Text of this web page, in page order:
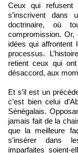
Ceux qui
s’inscrivent dans
doctrinaire, où
compromission.
idées qui affrontent
processus.
retient ceux qui
désaccord, aux
Et s’il est un
c’est bien celui
Sénégalais.
jamais fait de la
que la meilleure
s’insérer dans
imparfaites soient-